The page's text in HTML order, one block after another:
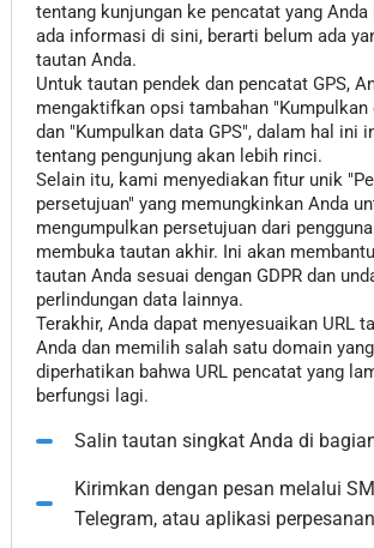
tentang kunjungan ke pencatat yang
ada informasi di sini, berarti belum ada
tautan Anda.
Untuk tautan pendek dan pencatat GPS,
mengaktifkan opsi tambahan "Kumpulkan
dan "Kumpulkan data GPS", dalam hal ini
tentang pengunjung akan lebih rinci.
Selain itu, kami menyediakan fitur unik
persetujuan" yang memungkinkan Anda
mengumpulkan persetujuan dari
membuka tautan akhir. Ini akan
tautan Anda sesuai dengan GDPR dan
perlindungan data lainnya.
Terakhir, Anda dapat menyesuaikan URL
Anda dan memilih salah satu domain
diperhatikan bahwa URL pencatat yang
berfungsi lagi.
Salin tautan singkat Anda di
Kirimkan dengan pesan melalui
Telegram, atau aplikasi